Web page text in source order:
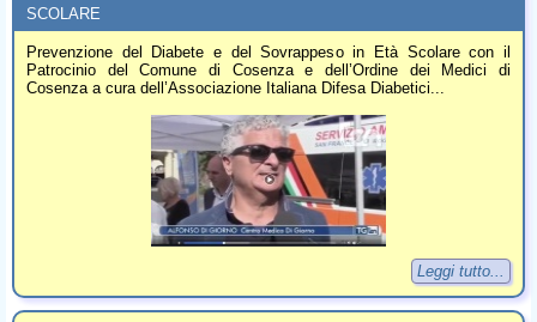
SCOLARE
Prevenzione del Diabete e del Sovrappeso in Età Scolare con il
Patrocinio del Comune di Cosenza e dell’Ordine dei Medici di
Cosenza a cura dell’Associazione Italiana Difesa Diabetici...
Leggi tutto...